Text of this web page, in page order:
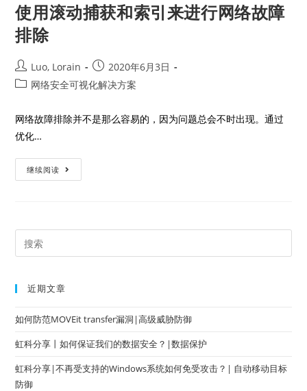
使用滚动捕获和索引来进行网络故障
排除
Luo, Lorain
2020年6月3日
网络安全可视化解决方案
网络故障排除并不是那么容易的，因为问题总会不时出现。通过
优化…
继续阅读
近期文章
如何防范MOVEit transfer漏洞|高级威胁防御
虹科分享丨如何保证我们的数据安全？|数据保护
虹科分享|不再受支持的Windows系统如何免受攻击？| 自动移动目标
防御